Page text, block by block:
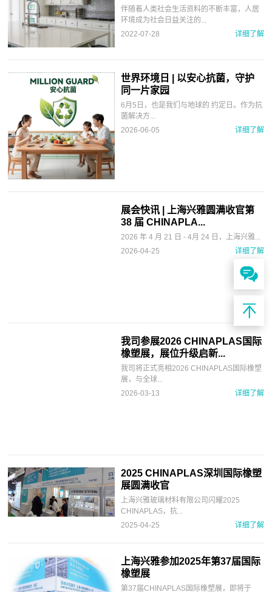
伴随着人类社会生活资料的不断丰富，人居
环境成为社会日益关注的...
详细了解
2022-07-28
世界环境日 | 以安心抗菌，守护
同一片家园
6月5日，也是我们与地球的 约定日。作为抗
菌解决方...
详细了解
2026-06-05
展会快讯 | 上海兴雅圆满收官第
38 届 CHINAPLA...
2026 年 4 月 21 日 - 4月 24 日，上海兴雅...
详细了解
2026-04-25
我司参展2026 CHINAPLAS国际
橡塑展，展位升级启新...
我司将正式亮相2026 CHINAPLAS国际橡塑
展，与全球...
详细了解
2026-03-13
2025 CHINAPLAS深圳国际橡塑
展圆满收官
上海兴雅玻璃材料有限公司闪耀2025
CHINAPLAS，抗...
详细了解
2025-04-25
上海兴雅参加2025年第37届国际
橡塑展
第37届CHINAPLAS国际橡塑展，即将于